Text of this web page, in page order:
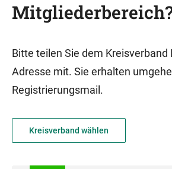
Bitte teilen Sie dem Kreisverband
Adresse mit. Sie erhalten
Registrierungsmail.
Kreisverband wählen